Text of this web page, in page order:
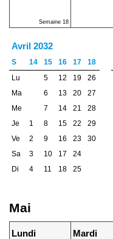
Semaine 18
Avril 2032
S 14 15 16 17
18
Lu
5 12 19
26
Ma
6 13 20
27
Me
7 14 21
28
Je
1 8 15 22
29
Ve
2 9 16 23
30
Sa
3 10 17
24
Di
4 11 18 25
Mai
Lundi Mardi